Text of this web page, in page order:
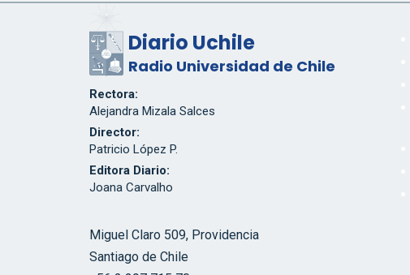
Diario Uchile
Radio Universidad de Chile
Rectora:
Alejandra Mizala Salces
Director:
Patricio López P.
Editora Diario:
Joana Carvalho
Miguel Claro 509, Providencia
Santiago de Chile